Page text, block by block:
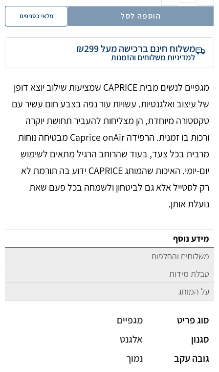
הוספה לסל מלאי בסניפים
משלוח חינם ברכישה מעל ₪299
למדיניות משלוחים והזמנות
מגפיים לנשים מבית CAPRICE שמציעות שילוב יוצא דופן
של עיצוב ואלגנטיות. עשויות עור נפה בצבע חום עשיר עם
טקסטורה מיוחדת, הן מצליחות להעביר תחושת יוקרה
ורכות בו זמנית. הרפידה Caprice onAir מבטיחה נוחות
מרבית בכל צעד, בעוד שהרוחב הרגיל מתאים לשימוש
יום-יומי. האיכות שהמותג CAPRICE ידוע בה תורמת לא
רק לסטייל אלא גם לביטחון ולשמחה בכל פעם שאת
נועלת אותן.
מידע נוסף
משלוחים והחלפות
טבלת מידות
על המותג
סוג פריט
מגפיים
סגנון
אלגנט
גובה עקב
נמוך